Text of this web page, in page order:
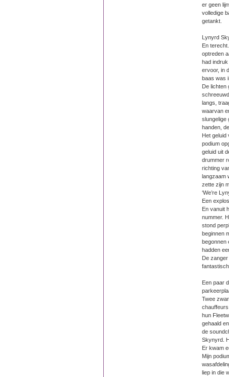
er geen
volledige
getankt.
Lynyrd
En
optreden
had
ervoor, in
baas was
De lichten
langs,
waarvan
slungelige
handen,
Het geluid
podium
geluid uit
drummer
richting
langzaam
zette zijn
‘We’re
Een
En vanuit
nummer.
stond
beginnen
begonnen
hadden
De
Een paar
Twee
hun
gehaald
de
Skynyrd.
Er kwam
Mijn
liep in die